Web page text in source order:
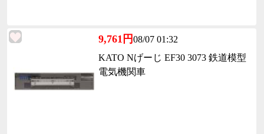
9,761円08/07 01:32
KATO Nげーじ EF30 3073 鉄道模型
電気機関車